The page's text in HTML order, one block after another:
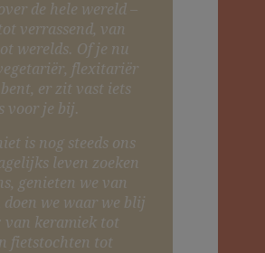
de hele wereld –
verrassend, van
werelds. Of je nu
flexitariër
er zit vast iets
voor je bij.
is nog steeds ons
leven zoeken
genieten we van
we waar we blij
van keramiek tot
fietstochten tot